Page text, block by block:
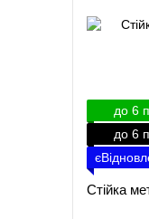
до 6
до 6
Стійка